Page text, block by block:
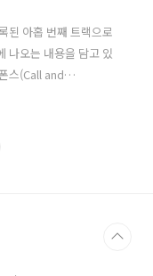
된 아홉 번째 트랙으로
오는 내용을 담고 있
스(Call and
서 쉽게 접할 수 있
had gathered